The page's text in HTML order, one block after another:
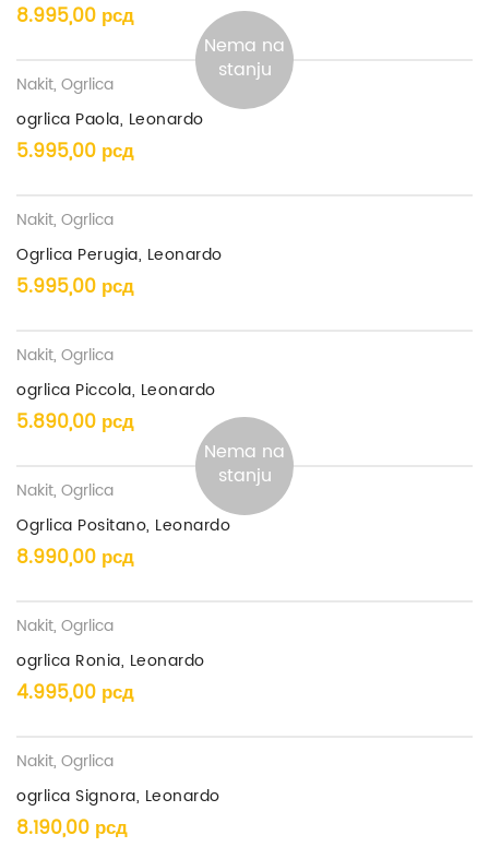
8.995,00 рсд
Nema na
stanju
Nakit, Ogrlica
ogrlica Paola, Leonardo
5.995,00 рсд
Nakit, Ogrlica
Ogrlica Perugia, Leonardo
5.995,00 рсд
Nakit, Ogrlica
ogrlica Piccola, Leonardo
5.890,00 рсд
Nema na
stanju
Nakit, Ogrlica
Ogrlica Positano, Leonardo
8.990,00 рсд
Nakit, Ogrlica
ogrlica Ronia, Leonardo
4.995,00 рсд
Nakit, Ogrlica
ogrlica Signora, Leonardo
8.190,00 рсд